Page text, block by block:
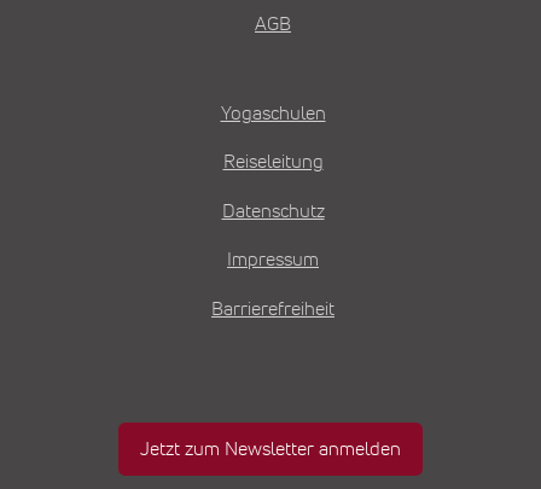
AGB
Yogaschulen
Reiseleitung
Datenschutz
Impressum
Barrierefreiheit
Jetzt zum Newsletter anmelden